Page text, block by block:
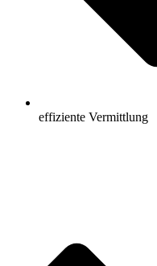
effiziente Vermittlung